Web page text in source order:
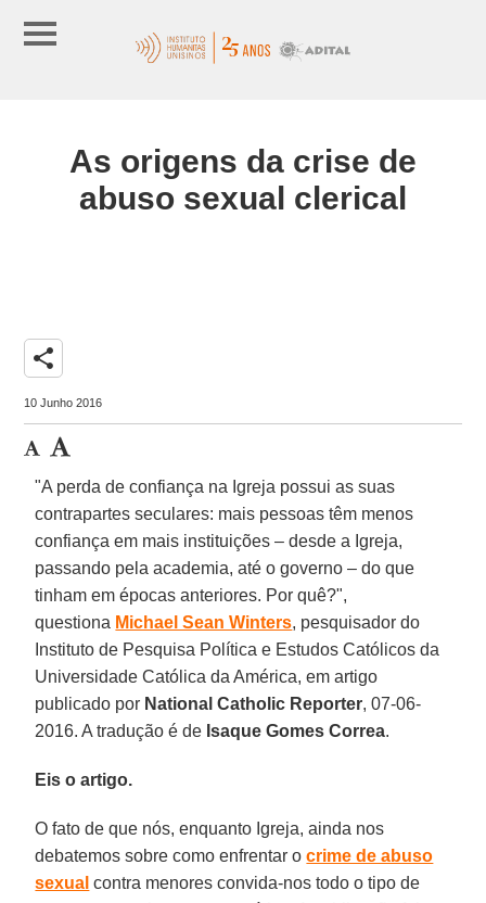
As origens da crise de
abuso sexual clerical
share
10 Junho 2016
"A perda de confiança na Igreja possui as suas
contrapartes seculares: mais pessoas têm menos
confiança em mais instituições – desde a Igreja,
passando pela academia, até o governo – do que
tinham em épocas anteriores. Por quê?",
questiona Michael Sean Winters, pesquisador do
Instituto de Pesquisa Política e Estudos Católicos da
Universidade Católica da América, em artigo
publicado por National Catholic Reporter, 07-06-
2016. A tradução é de Isaque Gomes Correa.
Eis o artigo.
O fato de que nós, enquanto Igreja, ainda nos
debatemos sobre como enfrentar ocrime de abuso
sexual contra menores convida-nos todo o tipo de